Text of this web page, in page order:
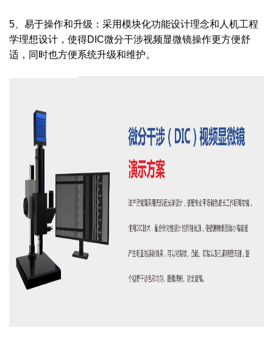
5、易于操作和升级：采用模块化功能设计理念和人机工程
学理想设计，使得DIC微分干涉视频显微镜操作更方便舒
适，同时也方便系统升级和维护。